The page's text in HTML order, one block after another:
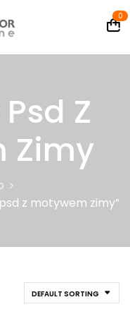
0
Z
Zimy
z motywem zimy”
DEFAULT SORTING